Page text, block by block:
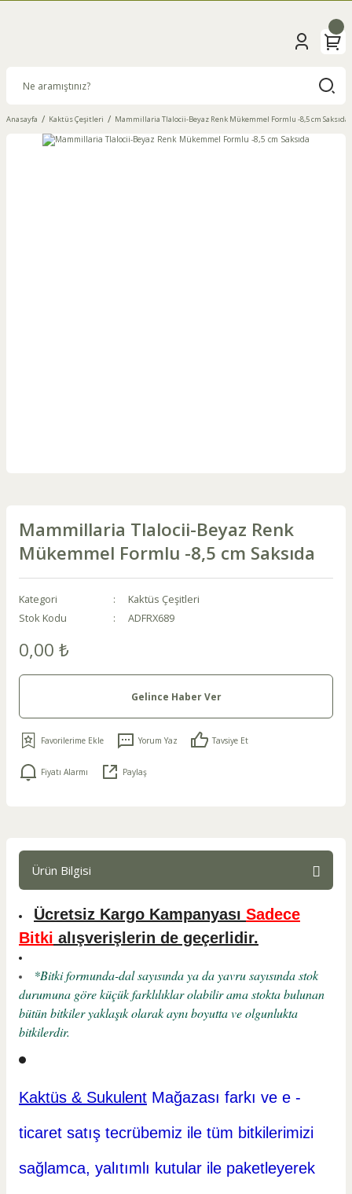
Anasayfa Kaktüs Çeşitleri Mammillaria Tlalocii-Beyaz Renk Mükemmel Formlu -8,5 cm Saksıda
Mammillaria Tlalocii-Beyaz Renk
Mükemmel Formlu -8,5 cm Saksıda
Kategori
Kaktüs Çeşitleri
Stok Kodu
ADFRX689
0,00 ₺
Gelince Haber Ver
Yorum Yaz Tavsiye Et
Fiyatı Alarmı Paylaş
Ürün Bilgisi
Ücretsiz Kargo Kampanyası Sadece
Bitki alışverişlerin de geçerlidir.
*Bitki formunda-dal sayısında ya da yavru sayısında stok
durumuna göre küçük farklılıklar olabilir ama stokta bulunan
bütün bitkiler yaklaşık olarak aynı boyutta ve olgunlukta
bitkilerdir.
Kaktüs & Sukulent Mağazası farkı ve e -
ticaret satış tecrübemiz ile tüm bitkilerimizi
sağlamca, yalıtımlı kutular ile paketleyerek